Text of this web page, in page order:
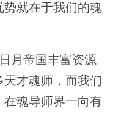
就在于我们的魂
月帝国丰富资源
才魂师，而我们
魂导师界一向有